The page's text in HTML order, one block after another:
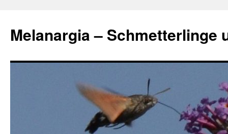
springen
Melanargia – Schmetterlinge